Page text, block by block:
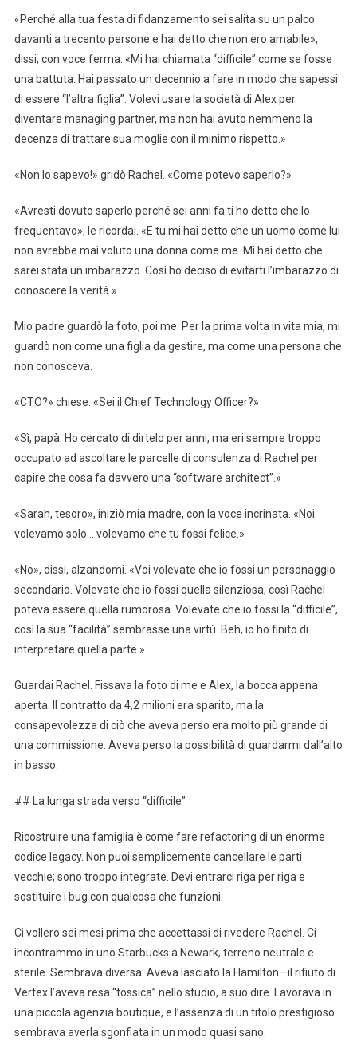
«Perché alla tua festa di fidanzamento sei salita su un palco
davanti a trecento persone e hai detto che non ero amabile»,
dissi, con voce ferma. «Mi hai chiamata “difficile” come se fosse
una battuta. Hai passato un decennio a fare in modo che sapessi
di essere “l’altra figlia”. Volevi usare la società di Alex per
diventare managing partner, ma non hai avuto nemmeno la
decenza di trattare sua moglie con il minimo rispetto.»
«Non lo sapevo!» gridò Rachel. «Come potevo saperlo?»
«Avresti dovuto saperlo perché sei anni fa ti ho detto che lo
frequentavo», le ricordai. «E tu mi hai detto che un uomo come lui
non avrebbe mai voluto una donna come me. Mi hai detto che
sarei stata un imbarazzo. Così ho deciso di evitarti l’imbarazzo di
conoscere la verità.»
Mio padre guardò la foto, poi me. Per la prima volta in vita mia, mi
guardò non come una figlia da gestire, ma come una persona che
non conosceva.
«CTO?» chiese. «Sei il Chief Technology Officer?»
«Sì, papà. Ho cercato di dirtelo per anni, ma eri sempre troppo
occupato ad ascoltare le parcelle di consulenza di Rachel per
capire che cosa fa davvero una “software architect”.»
«Sarah, tesoro», iniziò mia madre, con la voce incrinata. «Noi
volevamo solo… volevamo che tu fossi felice.»
«No», dissi, alzandomi. «Voi volevate che io fossi un personaggio
secondario. Volevate che io fossi quella silenziosa, così Rachel
poteva essere quella rumorosa. Volevate che io fossi la “difficile”,
così la sua “facilità” sembrasse una virtù. Beh, io ho finito di
interpretare quella parte.»
Guardai Rachel. Fissava la foto di me e Alex, la bocca appena
aperta. Il contratto da 4,2 milioni era sparito, ma la
consapevolezza di ciò che aveva perso era molto più grande di
una commissione. Aveva perso la possibilità di guardarmi dall’alto
in basso.
## La lunga strada verso “difficile”
Ricostruire una famiglia è come fare refactoring di un enorme
codice legacy. Non puoi semplicemente cancellare le parti
vecchie; sono troppo integrate. Devi entrarci riga per riga e
sostituire i bug con qualcosa che funzioni.
Ci vollero sei mesi prima che accettassi di rivedere Rachel. Ci
incontrammo in uno Starbucks a Newark, terreno neutrale e
sterile. Sembrava diversa. Aveva lasciato la Hamilton—il rifiuto di
Vertex l’aveva resa “tossica” nello studio, a suo dire. Lavorava in
una piccola agenzia boutique, e l’assenza di un titolo prestigioso
sembrava averla sgonfiata in un modo quasi sano.